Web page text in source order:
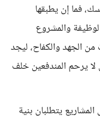
فما إن يطبقها
والمشروع
الجهد والكفاح، ليجد
يرحم المندفعين خلف
يتطلبان بنية